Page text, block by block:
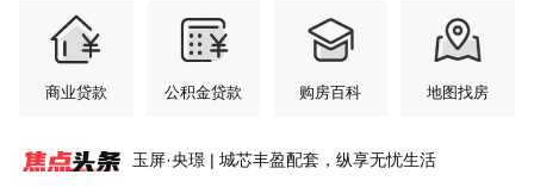
商业贷款 公积金贷款 购房百科 地图找房
玉屏·央璟 | 城芯丰盈配套，纵享无忧生活